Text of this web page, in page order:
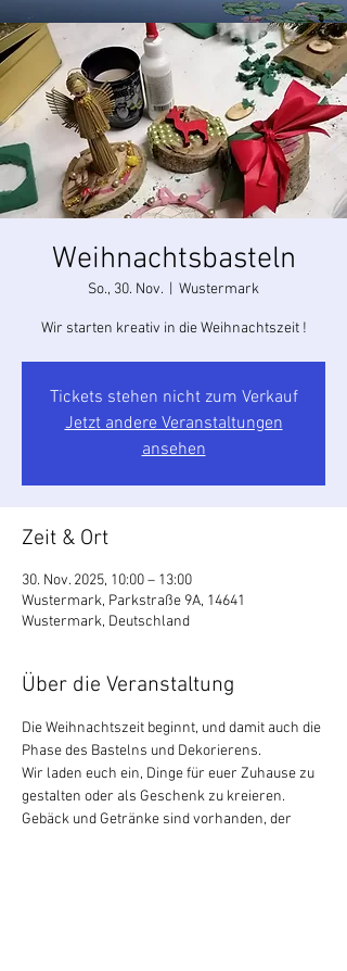
Weihnachtsbasteln
So., 30. Nov. Wustermark
Wir starten kreativ in die Weihnachtszeit !
Tickets stehen nicht zum Verkauf
Jetzt andere Veranstaltungen
ansehen
Zeit & Ort
30. Nov. 2025, 10:00 – 13:00
Wustermark, Parkstraße 9A, 14641
Wustermark, Deutschland
Über die Veranstaltung
Die Weihnachtszeit beginnt, und damit auch die
Phase des Bastelns und Dekorierens.
Wir laden euch ein, Dinge für euer Zuhause zu
gestalten oder als Geschenk zu kreieren.
Gebäck und Getränke sind vorhanden, der